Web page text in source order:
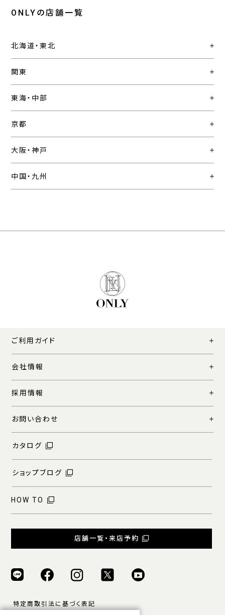
ONLYの店舗一覧
北海道・東北
関東
東海・中部
京都
大阪・神戸
中国・九州
ご利用ガイド
会社情報
採用情報
お問い合わせ
カタログ
ショップブログ
HOW TO
店舗一覧・来店予約
特定商取引法に基づく表記